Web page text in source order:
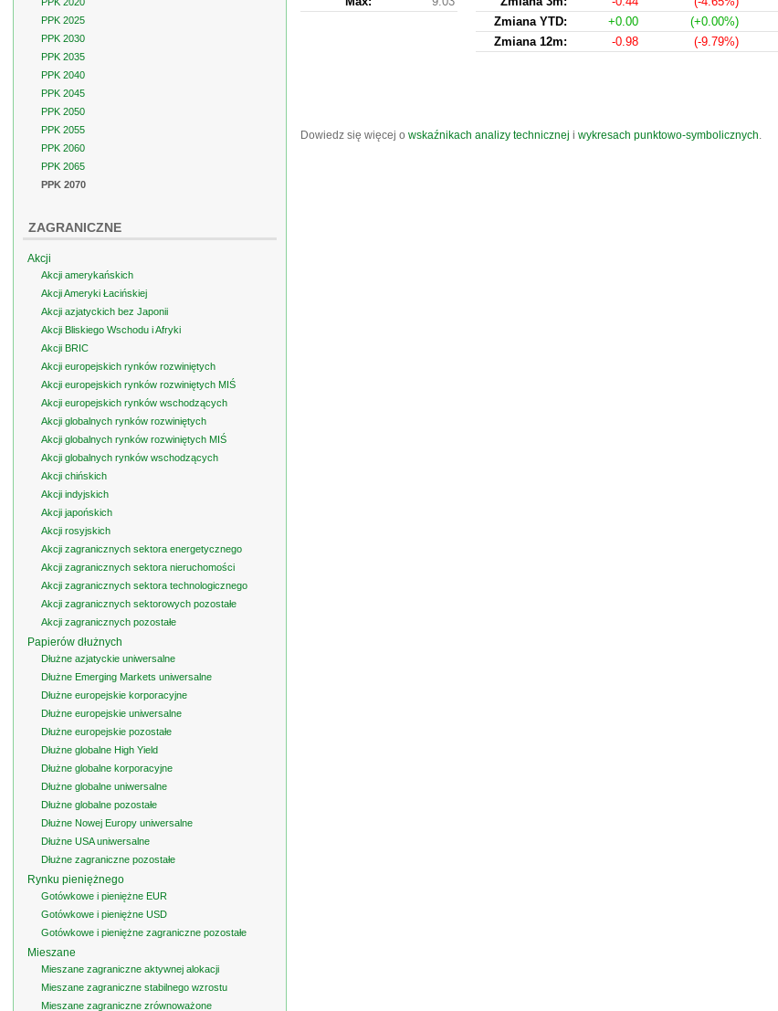
Zmiana YTD:
+0.00 (+0.00%)
Zmiana 12m:
-0.98 (-9.79%)
Dowiedz się więcej o wskaźnikach analizy technicznej i wykresach punktowo-symbolicznych.
PPK 2025
PPK 2030
PPK 2035
PPK 2040
PPK 2045
PPK 2050
PPK 2055
PPK 2060
PPK 2065
PPK 2070
ZAGRANICZNE
Akcji
Akcji amerykańskich
Akcji Ameryki Łacińskiej
Akcji azjatyckich bez Japonii
Akcji Bliskiego Wschodu i Afryki
Akcji BRIC
Akcji europejskich rynków rozwiniętych
Akcji europejskich rynków rozwiniętych MIŚ
Akcji europejskich rynków wschodzących
Akcji globalnych rynków rozwiniętych
Akcji globalnych rynków rozwiniętych MIŚ
Akcji globalnych rynków wschodzących
Akcji chińskich
Akcji indyjskich
Akcji japońskich
Akcji rosyjskich
Akcji zagranicznych sektora energetycznego
Akcji zagranicznych sektora nieruchomości
Akcji zagranicznych sektora technologicznego
Akcji zagranicznych sektorowych pozostałe
Akcji zagranicznych pozostałe
Papierów dłużnych
Dłużne azjatyckie uniwersalne
Dłużne Emerging Markets uniwersalne
Dłużne europejskie korporacyjne
Dłużne europejskie uniwersalne
Dłużne europejskie pozostałe
Dłużne globalne High Yield
Dłużne globalne korporacyjne
Dłużne globalne uniwersalne
Dłużne globalne pozostałe
Dłużne Nowej Europy uniwersalne
Dłużne USA uniwersalne
Dłużne zagraniczne pozostałe
Rynku pieniężnego
Gotówkowe i pieniężne EUR
Gotówkowe i pieniężne USD
Gotówkowe i pieniężne zagraniczne pozostałe
Mieszane
Mieszane zagraniczne aktywnej alokacji
Mieszane zagraniczne stabilnego wzrostu
Mieszane zagraniczne zrównoważone